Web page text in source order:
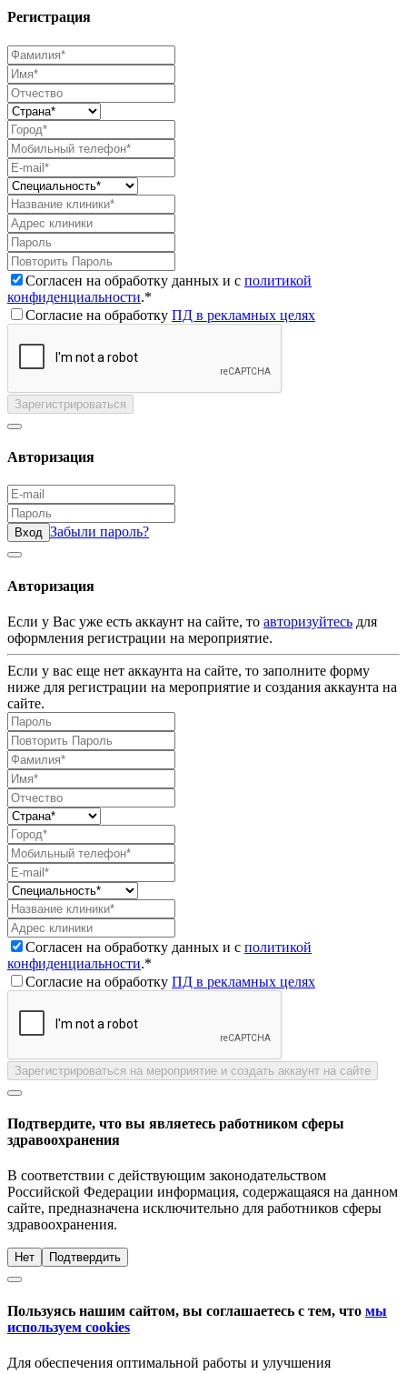
Регистрация
Согласен на обработку данных и с политикой
конфиденциальности.*
Согласие на обработку ПД в рекламных целях
Зарегистрироваться
Авторизация
Вход Забыли пароль?
Авторизация
Если у Вас уже есть аккаунт на сайте, то авторизуйтесь для
оформления регистрации на мероприятие.
Если у вас еще нет аккаунта на сайте, то заполните форму
ниже для регистрации на мероприятие и создания аккаунта на
сайте.
Согласен на обработку данных и с политикой
конфиденциальности.*
Согласие на обработку ПД в рекламных целях
Зарегистрироваться на мероприятие и создать аккаунт на сайте
Подтвердите, что вы являетесь работником сферы
здравоохранения
В соответствии с действующим законодательством
Российской Федерации информация, содержащаяся на данном
сайте, предназначена исключительно для работников сферы
здравоохранения.
Нет Подтвердить
Пользуясь нашим сайтом, вы соглашаетесь с тем, что мы
используем cookies
Для обеспечения оптимальной работы и улучшения